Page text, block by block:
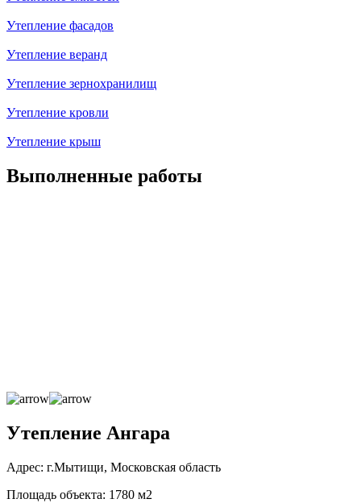
Утепление фасадов
Утепление веранд
Утепление зернохранилищ
Утепление кровли
Утепление крыш
Выполненные работы
Утепление Ангара
Адрес: г.Мытищи, Московская область
Площадь объекта: 1780 м2